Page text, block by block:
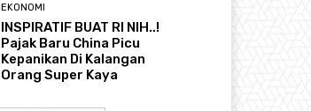
EKONOMI
INSPIRATIF BUAT RI NIH..!
Pajak Baru China Picu
Kepanikan Di Kalangan
Orang Super Kaya